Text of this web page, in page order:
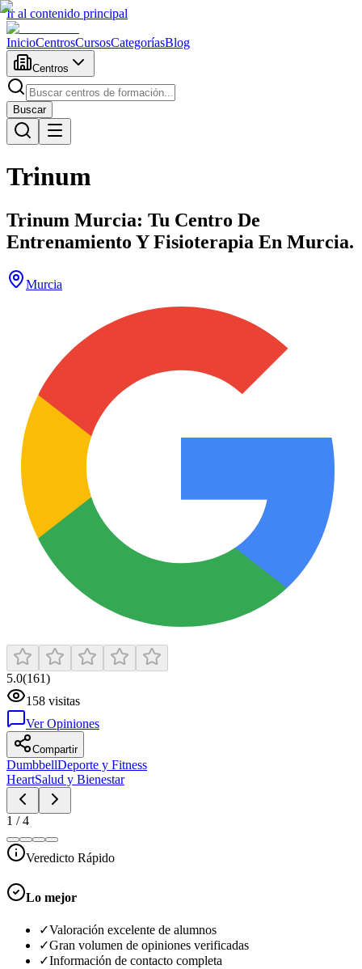
Ir al contenido principal
InicioCentrosCursosCategoríasBlog
Centros
Buscar
Trinum
Trinum Murcia: Tu Centro De
Entrenamiento Y Fisioterapia En Murcia.
Murcia
5.0(161)
158 visitas
Ver Opiniones
Compartir
DumbbellDeporte y Fitness
HeartSalud y Bienestar
1 /4
Veredicto Rápido
Lo mejor
✓Valoración excelente de alumnos
✓Gran volumen de opiniones verificadas
✓Información de contacto completa